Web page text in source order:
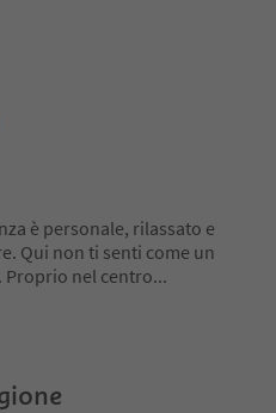
è personale, rilassato e
Qui non ti senti come un
Proprio nel centro...